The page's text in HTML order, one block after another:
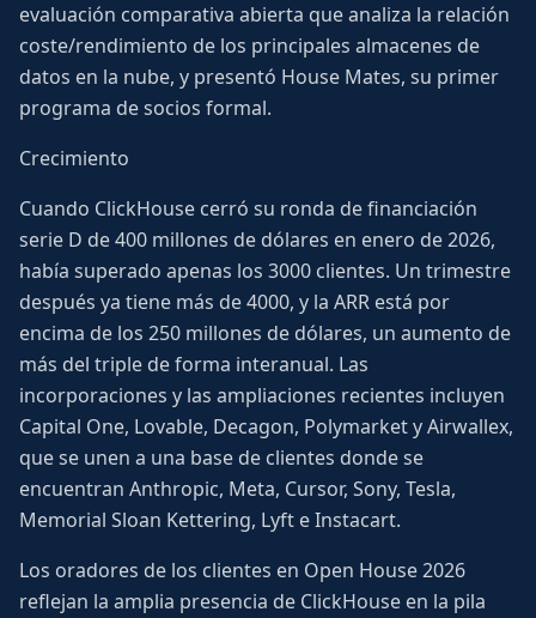
evaluación comparativa abierta que analiza la relación
coste/rendimiento de los principales almacenes de
datos en la nube, y presentó House Mates, su primer
programa de socios formal.
Crecimiento
Cuando ClickHouse cerró su ronda de financiación
serie D de 400 millones de dólares en enero de 2026,
había superado apenas los 3000 clientes. Un trimestre
después ya tiene más de 4000, y la ARR está por
encima de los 250 millones de dólares, un aumento de
más del triple de forma interanual. Las
incorporaciones y las ampliaciones recientes incluyen
Capital One, Lovable, Decagon, Polymarket y Airwallex,
que se unen a una base de clientes donde se
encuentran Anthropic, Meta, Cursor, Sony, Tesla,
Memorial Sloan Kettering, Lyft e Instacart.
Los oradores de los clientes en Open House 2026
reflejan la amplia presencia de ClickHouse en la pila